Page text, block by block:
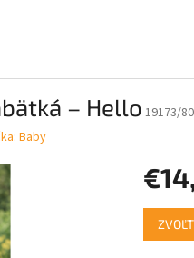
– Hello 19173/80
Baby
cena: